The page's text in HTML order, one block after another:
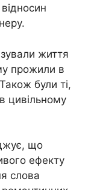
життя
прожили в
були ті,
цивільному
що
ефекту
слова